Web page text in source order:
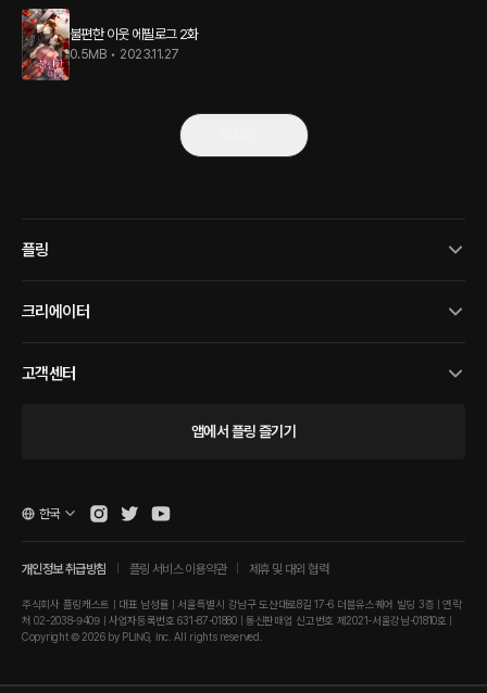
불편한 이웃 에필로그 2화
0.5MB • 2023.11.27
플링
크리에이터
고객센터
앱에서 플링 즐기기
개인정보 취급방침 플링 서비스 이용약관 제휴 및 대외 협력
주식회사 플링캐스트 | 대표 남성률 | 서울특별시 강남구 도산대로8길 17-6 더블유스퀘어 빌딩 3층 | 연락
처 02-2038-9409 | 사업자등록번호 631-87-01880 | 통신판매업 신고번호 제2021-서울강남-01810호 |
Copyright © 2026 by PLING, Inc. All rights reserved.
한국